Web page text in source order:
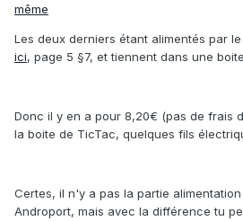
même
Les deux derniers étant alimentés par le
ici, page 5 §7, et tiennent dans une
Donc il y en a pour 8,20€ (pas de frais
la boite de TicTac, quelques fils
Certes, il n'y a pas la partie
Androport, mais avec la différence tu